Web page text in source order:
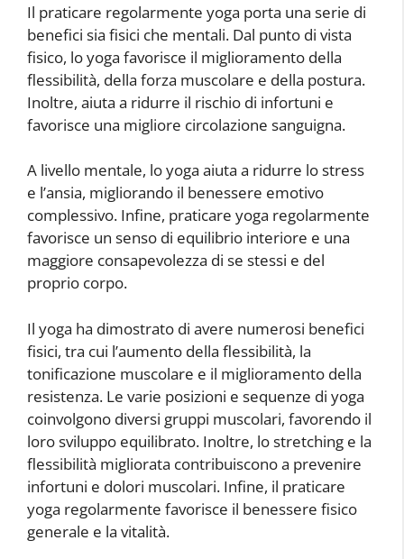
Il praticare regolarmente yoga porta una serie di
benefici sia fisici che mentali. Dal punto di vista
fisico, lo yoga favorisce il miglioramento della
flessibilità, della forza muscolare e della postura.
Inoltre, aiuta a ridurre il rischio di infortuni e
favorisce una migliore circolazione sanguigna.
A livello mentale, lo yoga aiuta a ridurre lo stress
e l’ansia, migliorando il benessere emotivo
complessivo. Infine, praticare yoga regolarmente
favorisce un senso di equilibrio interiore e una
maggiore consapevolezza di se stessi e del
proprio corpo.
Il yoga ha dimostrato di avere numerosi benefici
fisici, tra cui l’aumento della flessibilità, la
tonificazione muscolare e il miglioramento della
resistenza. Le varie posizioni e sequenze di yoga
coinvolgono diversi gruppi muscolari, favorendo il
loro sviluppo equilibrato. Inoltre, lo stretching e la
flessibilità migliorata contribuiscono a prevenire
infortuni e dolori muscolari. Infine, il praticare
yoga regolarmente favorisce il benessere fisico
generale e la vitalità.